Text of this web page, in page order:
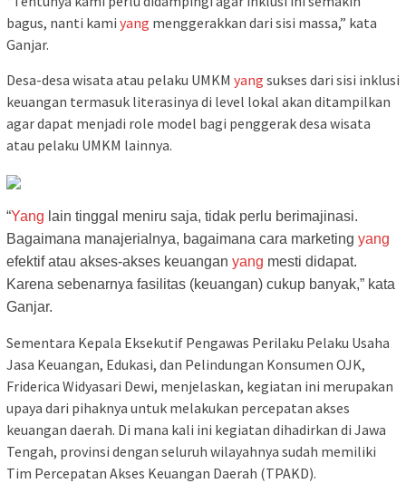
bagus, nanti kami yang menggerakkan dari sisi massa,” kata
Ganjar.
Desa-desa wisata atau pelaku UMKM yang sukses dari sisi inklusi
keuangan termasuk literasinya di level lokal akan ditampilkan
agar dapat menjadi role model bagi penggerak desa wisata
atau pelaku UMKM lainnya.
“Yang lain tinggal meniru saja, tidak perlu berimajinasi.
Bagaimana manajerialnya, bagaimana cara marketing yang
efektif atau akses-akses keuangan yang mesti didapat.
Karena sebenarnya fasilitas (keuangan) cukup banyak,” kata
Ganjar.
Sementara Kepala Eksekutif Pengawas Perilaku Pelaku Usaha
Jasa Keuangan, Edukasi, dan Pelindungan Konsumen OJK,
Friderica Widyasari Dewi, menjelaskan, kegiatan ini merupakan
upaya dari pihaknya untuk melakukan percepatan akses
keuangan daerah. Di mana kali ini kegiatan dihadirkan di Jawa
Tengah, provinsi dengan seluruh wilayahnya sudah memiliki
Tim Percepatan Akses Keuangan Daerah (TPAKD).